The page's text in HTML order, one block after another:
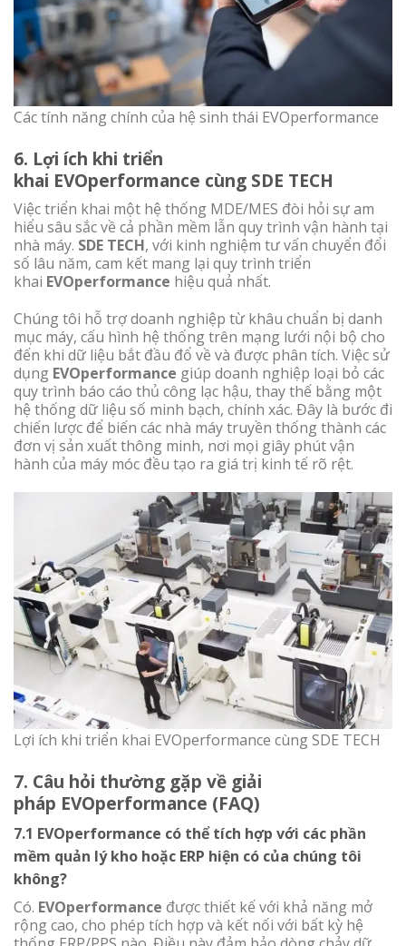
Các tính năng chính của hệ sinh thái EVOperformance
6. Lợi ích khi triển
khai EVOperformance cùng SDE TECH
Việc triển khai một hệ thống MDE/MES đòi hỏi sự am
hiểu sâu sắc về cả phần mềm lẫn quy trình vận hành tại
nhà máy. SDE TECH, với kinh nghiệm tư vấn chuyển đổi
số lâu năm, cam kết mang lại quy trình triển
khai EVOperformance hiệu quả nhất.
Chúng tôi hỗ trợ doanh nghiệp từ khâu chuẩn bị danh
mục máy, cấu hình hệ thống trên mạng lưới nội bộ cho
đến khi dữ liệu bắt đầu đổ về và được phân tích. Việc sử
dụng EVOperformance giúp doanh nghiệp loại bỏ các
quy trình báo cáo thủ công lạc hậu, thay thế bằng một
hệ thống dữ liệu số minh bạch, chính xác. Đây là bước đi
chiến lược để biến các nhà máy truyền thống thành các
đơn vị sản xuất thông minh, nơi mọi giây phút vận
hành của máy móc đều tạo ra giá trị kinh tế rõ rệt.
Lợi ích khi triển khai EVOperformance cùng SDE TECH
7. Câu hỏi thường gặp về giải
pháp EVOperformance (FAQ)
7.1 EVOperformance có thể tích hợp với các phần
mềm quản lý kho hoặc ERP hiện có của chúng tôi
không?
Có. EVOperformance được thiết kế với khả năng mở
rộng cao, cho phép tích hợp và kết nối với bất kỳ hệ